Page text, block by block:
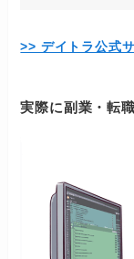
>> デイトラ公式
実際に副業・転